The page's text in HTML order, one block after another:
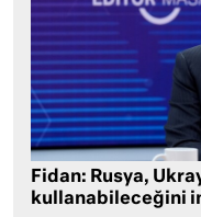
Fidan: Rusya,
kullanabileceğini